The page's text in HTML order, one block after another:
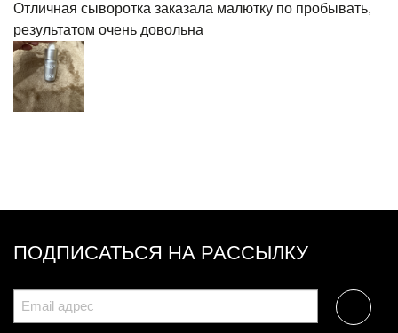
Отличная сыворотка заказала малютку по пробывать,
результатом очень довольна
ПОДПИСАТЬСЯ НА РАССЫЛКУ